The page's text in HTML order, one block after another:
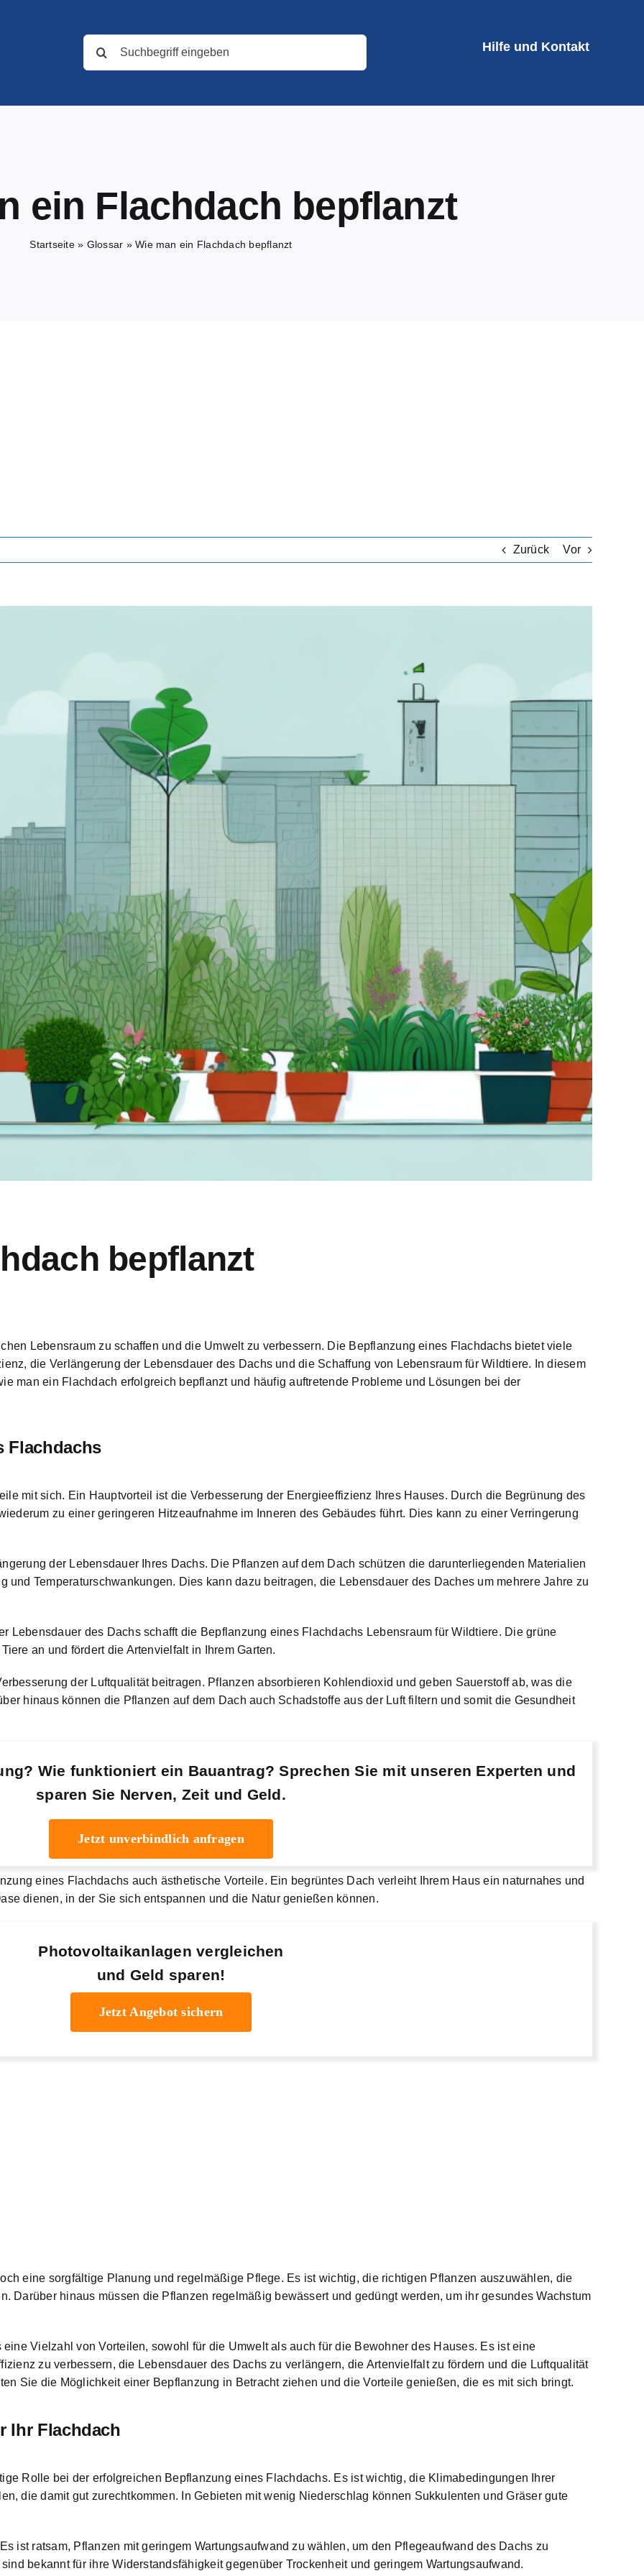
nach:
Hilfe und Kontakt
ein Flachdach bepflanzt
Startseite» Glossar »Wie man ein Flachdach bepflanzt
Zurück Vor
bepflanzt
Lebensraum zu schaffen und die Umwelt zu verbessern. Die Bepflanzung eines Flachdachs bietet viele
die Verlängerung der Lebensdauer des Dachs und die Schaffung von Lebensraum für Wildtiere. In diesem
man ein Flachdach erfolgreich bepflanzt und häufig auftretende Probleme und Lösungen bei der
Flachdachs
mit sich. Ein Hauptvorteil ist die Verbesserung der Energieeffizienz Ihres Hauses. Durch die Begrünung des
zu einer geringeren Hitzeaufnahme im Inneren des Gebäudes führt. Dies kann zu einer Verringerung
der Lebensdauer Ihres Dachs. Die Pflanzen auf dem Dach schützen die darunterliegenden Materialien
und Temperaturschwankungen. Dies kann dazu beitragen, die Lebensdauer des Daches um mehrere Jahre zu
Lebensdauer des Dachs schafft die Bepflanzung eines Flachdachs Lebensraum für Wildtiere. Die grüne
an und fördert die Artenvielfalt in Ihrem Garten.
der Luftqualität beitragen. Pflanzen absorbieren Kohlendioxid und geben Sauerstoff ab, was die
hinaus können die Pflanzen auf dem Dach auch Schadstoffe aus der Luft filtern und somit die Gesundheit
Wie funktioniert ein Bauantrag? Sprechen Sie mit unseren Experten und
sparen Sie Nerven, Zeit und Geld.
Jetzt unverbindlich anfragen
eines Flachdachs auch ästhetische Vorteile. Ein begrüntes Dach verleiht Ihrem Haus ein naturnahes und
dienen, in der Sie sich entspannen und die Natur genießen können.
Photovoltaikanlagen vergleichen
und Geld sparen!
Jetzt Angebot sichern
eine sorgfältige Planung und regelmäßige Pflege. Es ist wichtig, die richtigen Pflanzen auszuwählen, die
Darüber hinaus müssen die Pflanzen regelmäßig bewässert und gedüngt werden, um ihr gesundes Wachstum
Vielzahl von Vorteilen, sowohl für die Umwelt als auch für die Bewohner des Hauses. Es ist eine
zu verbessern, die Lebensdauer des Dachs zu verlängern, die Artenvielfalt zu fördern und die Luftqualität
Sie die Möglichkeit einer Bepflanzung in Betracht ziehen und die Vorteile genießen, die es mit sich bringt.
Ihr Flachdach
Rolle bei der erfolgreichen Bepflanzung eines Flachdachs. Es ist wichtig, die Klimabedingungen Ihrer
die damit gut zurechtkommen. In Gebieten mit wenig Niederschlag können Sukkulenten und Gräser gute
ist ratsam, Pflanzen mit geringem Wartungsaufwand zu wählen, um den Pflegeaufwand des Dachs zu
bekannt für ihre Widerstandsfähigkeit gegenüber Trockenheit und geringem Wartungsaufwand.